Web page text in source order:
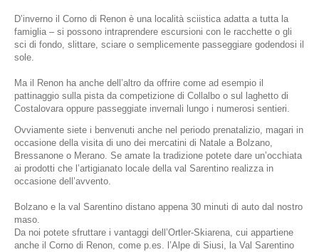
D’inverno il Corno di Renon è una località sciistica adatta a tutta la
famiglia – si possono intraprendere escursioni con le racchette o gli
sci di fondo, slittare, sciare o semplicemente passeggiare godendosi il
sole.
Ma il Renon ha anche dell’altro da offrire come ad esempio il
pattinaggio sulla pista da competizione di Collalbo o sul laghetto di
Costalovara oppure passeggiate invernali lungo i numerosi sentieri.
Ovviamente siete i benvenuti anche nel periodo prenatalizio, magari in
occasione della visita di uno dei mercatini di Natale a Bolzano,
Bressanone o Merano. Se amate la tradizione potete dare un’occhiata
ai prodotti che l’artigianato locale della val Sarentino realizza in
occasione dell’avvento.
Bolzano e la val Sarentino distano appena 30 minuti di auto dal nostro
maso.
Da noi potete sfruttare i vantaggi dell’Ortler-Skiarena, cui appartiene
anche il Corno di Renon, come p.es. l’Alpe di Siusi, la Val Sarentino